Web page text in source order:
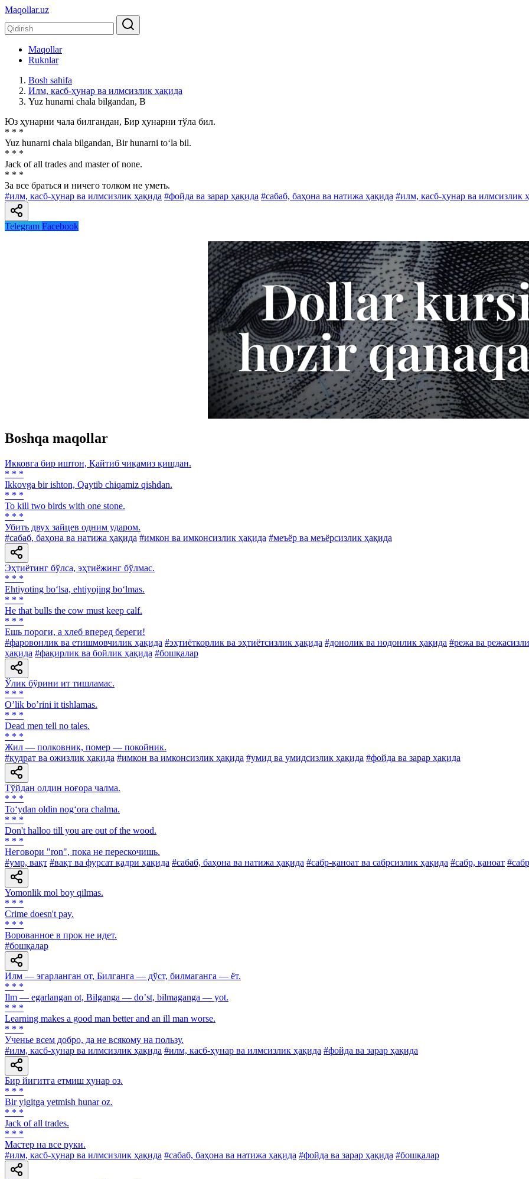
Maqollar.uz
Maqollar
Ruknlar
Bosh sahifa
Илм, касб-ҳунар ва илмсизлик ҳақида
Yuz hunarni chala bilgandan, B
Юз ҳунарни чала билгандан, Бир ҳунарни тўла бил.
* * *
Yuz hunarni chala bilgandan, Bir hunarni to‘la bil.
* * *
Jack of all trades and master of none.
* * *
3a все браться и ничего толком не уметь.
#илм, касб-ҳунар ва илмсизлик ҳақида #фойда ва зарар ҳақида #сабаб, баҳона ва натижа ҳақида #илм, касб-ҳунар ва илмсизлик
Telegram Facebook
Boshqa maqollar
Икковга бир иштон, Қайтиб чиқамиз қишдан.
* * *
Ikkovga bir ishton, Qaytib chiqamiz qishdan.
* * *
To kill two birds with one stone.
* * *
Убить двух зайцев одним ударом.
#сабаб, баҳона ва натижа ҳақида #имкон ва имконсизлик ҳақида #меъёр ва меъёрсизлик ҳақида
Эҳтиётинг бўлса, эҳтиёжинг бўлмас.
* * *
Ehtiyoting bo‘lsa, ehtiyojing bo‘lmas.
* * *
He that bulls the cow must keep calf.
* * *
Ешь пороги, а хлеб вперед береги!
#фаровонлик ва етишмовчилик ҳақида #эҳтиёткорлик ва эҳтиётсизлик ҳақида #донолик ва нодонлик ҳақида #режа ва
ҳақида #фақирлик ва бойлик ҳақида #бошқалар
Ўлик бўрини ит тишламас.
* * *
Oʼlik boʼrini it tishlamas.
* * *
Dead men tell no tales.
* * *
Жил — полковник, помер — покойник.
#қудрат ва ожизлик ҳақида #имкон ва имконсизлик ҳақида #умид ва умидсизлик ҳақида #фойда ва зарар ҳақида
Тўйдан олдин ноғора чалма.
* * *
To‘ydan oldin nog‘ora chalma.
* * *
Don't halloo till you are out of the wood.
* * *
Heговори "ron", пока не перескочишь.
#умр, вақт #вақт ва фурсат қадри ҳақида #сабаб, баҳона ва натижа ҳақида #сабр-қаноат ва сабрсизлик ҳақида #сабр, қаноат
Yomonlik mol boy qilmas.
* * *
Crime doesn't pay.
* * *
Ворованное в прок не идет.
#бошқалар
Илм — эгарланган от, Билганга — дўст, билмаганга — ёт.
* * *
Ilm — egarlangan ot, Bilganga — doʼst, bilmaganga — yot.
* * *
Learning makes a good man better and an ill man worse.
* * *
Ученье всем добро, да не всякому на пользу.
#илм, касб-ҳунар ва илмсизлик ҳақида #илм, касб-ҳунар ва илмсизлик ҳақида #фойда ва зарар ҳақида
Бир йигитга етмиш ҳунар оз.
* * *
Bir yigitga yetmish hunar oz.
* * *
Jack of all trades.
* * *
Мастер на все руки.
#илм, касб-ҳунар ва илмсизлик ҳақида #сабаб, баҳона ва натижа ҳақида #фойда ва зарар ҳақида #бошқалар